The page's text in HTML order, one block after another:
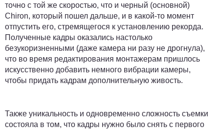
точно с той же скоростью, что и черный (основной)
Chiron, который пошел дальше, и в какой-то момент
отпустить его, стремящегося к установлению рекорда.
Полученные кадры оказались настолько
безукоризненными (даже камера ни разу не дрогнула),
что во время редактирования монтажерам пришлось
искусственно добавить немного вибрации камеры,
чтобы придать кадрам дополнительную живость.
Также уникальность и одновременно сложность съемки
состояла в том, что кадры нужно было снять с первого